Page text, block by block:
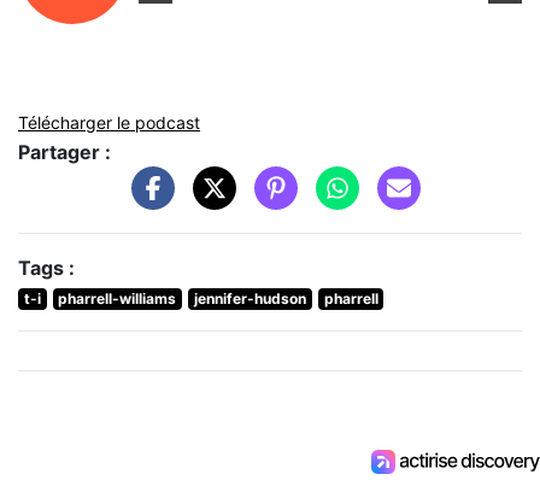
Télécharger le podcast
Partager :
Tags :
t-i pharrell-williams jennifer-hudson pharrell